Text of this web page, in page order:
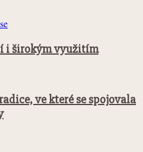
i širokým využitím
ve které se spojovala